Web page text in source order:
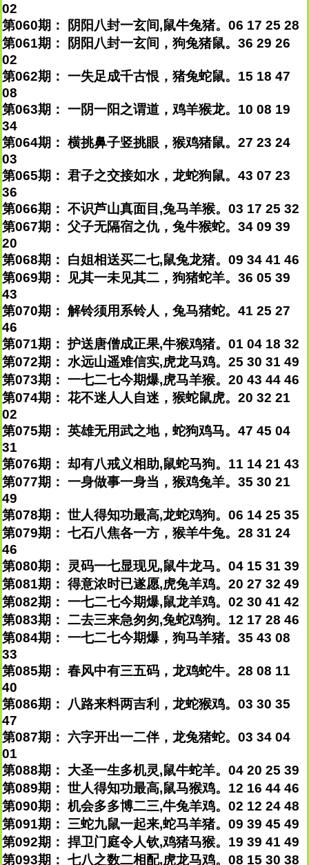
02
第060期： 阴阳八封一玄间,鼠牛兔猪。06 17 25 28
第061期： 阴阳八封一玄间，狗兔猪鼠。36 29 26
02
第062期： 一失足成千古恨，猪兔蛇鼠。15 18 47
08
第063期： 一阴一阳之谓道，鸡羊猴龙。10 08 19
34
第064期： 横挑鼻子竖挑眼，猴鸡猪鼠。27 23 24
03
第065期： 君子之交接如水，龙蛇狗鼠。43 07 23
36
第066期： 不识芦山真面目,兔马羊猴。03 17 25 32
第067期： 父子无隔宿之仇，兔牛猴蛇。34 09 39
20
第068期： 白姐相送买二七,鼠兔龙猪。09 34 41 46
第069期： 见其一未见其二，狗猪蛇羊。36 05 39
43
第070期： 解铃须用系铃人，兔马猪蛇。41 25 27
46
第071期： 护送唐僧成正果,牛猴鸡猪。01 04 18 32
第072期： 水远山遥难信实,虎龙马鸡。25 30 31 49
第073期： 一七二七今期爆,虎马羊猴。20 43 44 46
第074期： 花不迷人人自迷，猴蛇鼠虎。20 32 21
02
第075期： 英雄无用武之地，蛇狗鸡马。47 45 04
31
第076期： 却有八戒义相助,鼠蛇马狗。11 14 21 43
第077期： 一身做事一身当，猴鸡兔羊。35 30 21
49
第078期： 世人得知功最高,龙蛇鸡狗。06 14 25 35
第079期： 七石八焦各一方，猴羊牛兔。28 31 24
46
第080期： 灵码一七显现见,鼠牛龙马。04 15 31 39
第081期： 得意浓时已遂愿,虎兔羊鸡。20 27 32 49
第082期： 一七二七今期爆,鼠龙羊鸡。02 30 41 42
第083期： 二去三来急匆匆,兔蛇鸡狗。12 17 28 46
第084期： 一七二七今期爆，狗马羊猪。35 43 08
33
第085期： 春风中有三五码，龙鸡蛇牛。28 08 11
40
第086期： 八路来料两吉利，龙蛇猴鸡。03 30 35
47
第087期： 六字开出一二伴，龙兔猪蛇。03 34 04
01
第088期： 大圣一生多机灵,鼠牛蛇羊。04 20 25 39
第089期： 世人得知功最高,鼠马猴鸡。12 16 44 46
第090期： 机会多多博二三,牛兔羊鸡。02 12 24 48
第091期： 三蛇九鼠一起来,蛇马羊猪。09 39 45 49
第092期： 捍卫门庭令人钦,鸡猪马猴。19 39 41 49
第093期： 七八之数二相配,虎龙马鸡。08 15 30 38